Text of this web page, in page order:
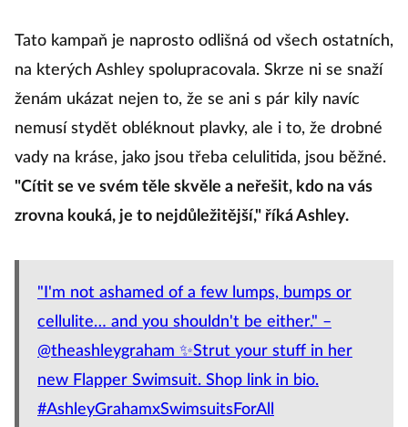
Tato kampaň je naprosto odlišná od všech ostatních,
na kterých Ashley spolupracovala. Skrze ni se snaží
ženám ukázat nejen to, že se ani s pár kily navíc
nemusí stydět obléknout plavky, ale i to, že drobné
vady na kráse, jako jsou třeba celulitida, jsou běžné.
"Cítit se ve svém těle skvěle a neřešit, kdo na vás
zrovna kouká, je to nejdůležitější," říká Ashley.
"I'm not ashamed of a few lumps, bumps or
cellulite… and you shouldn't be either." –
@theashleygraham ✨Strut your stuff in her
new Flapper Swimsuit. Shop link in bio.
#AshleyGrahamxSwimsuitsForAll